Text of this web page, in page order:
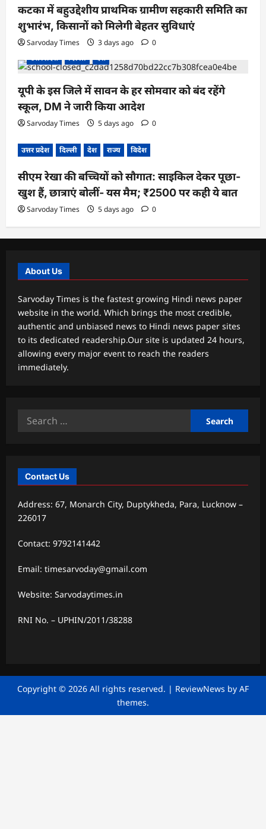
कटका में बहुउद्देशीय प्राथमिक ग्रामीण सहकारी समिति का
शुभारंभ, किसानों को मिलेगी बेहतर सुविधाएं
Sarvoday Times 3 days ago
0
उत्तर प्रदेश
दिल्ली देश
यूपी के इस जिले में सावन के हर सोमवार को बंद रहेंगे
स्कूल, DM ने जारी किया आदेश
Sarvoday Times 5 days ago 0
उत्तर प्रदेश दिल्ली देश राज्य विदेश
सीएम रेखा की बच्चियों को सौगात: साइकिल देकर पूछा-
खुश हैं, छात्राएं बोलीं- यस मैम; ₹2500 पर कही ये बात
Sarvoday Times 5 days ago 0
About Us
Sarvoday Times is the fastest growing Hindi news paper
website in the world. Which brings the most credible,
authentic and unbiased news to Hindi news paper sites
to its dedicated readership.Our site is updated 24 hours,
allowing every major event to reach the readers
immediately.
Search
Contact Us
Address: 67, Monarch City, Duptykheda, Para, Lucknow –
226017
Contact: 9792141442
Email: timesarvoday@gmail.com
Website: Sarvodaytimes.in
RNI No. – UPHIN/2011/38288
Copyright © 2026 All rights reserved. | ReviewNews by AF
themes.